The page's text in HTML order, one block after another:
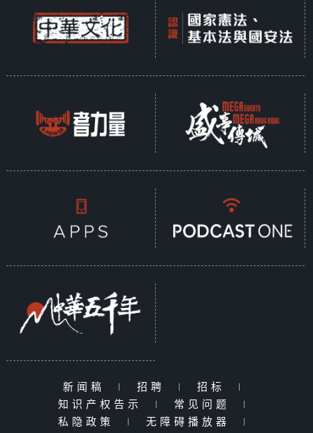
新闻稿 | 招聘 | 招标
|
知识产权告示
| 常见问题
|
私隐政策
| 无障碍播放器
|